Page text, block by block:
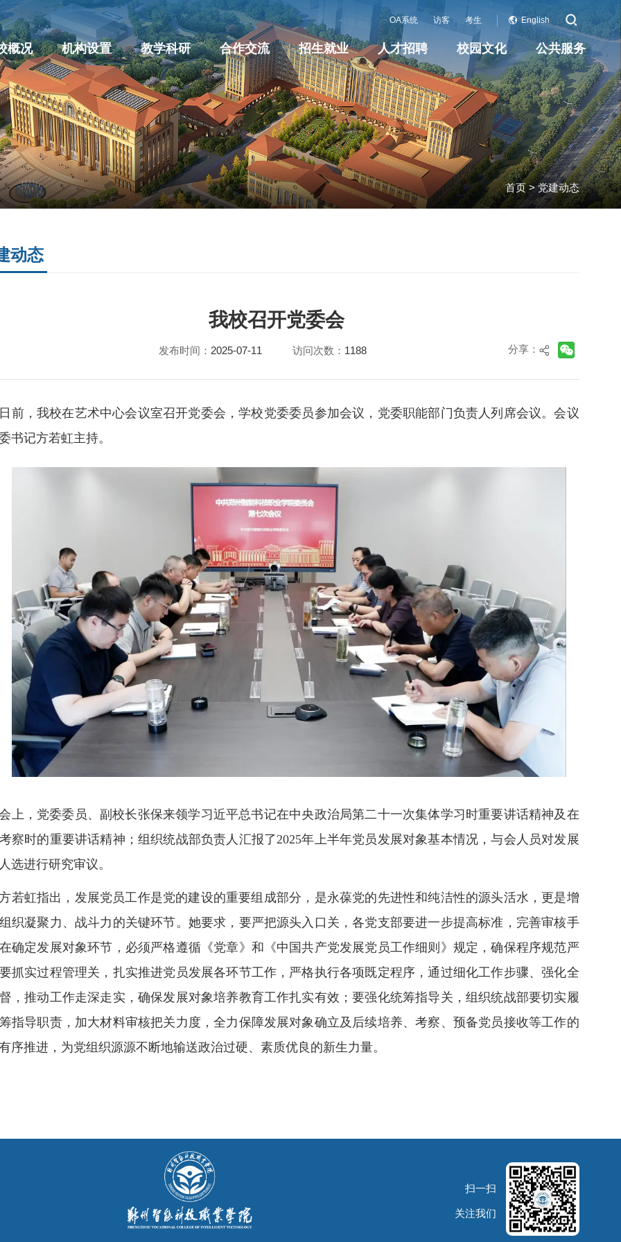
OA系统 访客 考生 English
概况 机构设置 教学科研 合作交流 招生就业 人才招聘 校园文化 公共服务
首页>党建动态
动态
我校召开党委会
发布时间： 2025-07-11 访问次数： 1188 分享：
前，我校在艺术中心会议室召开党委会，学校党委委员参加会议，党委职能部门负责人列席会议。会议
书记方若虹主持。
上，党委委员、副校长张保来领学习近平总书记在中央政治局第二十一次集体学习时重要讲话精神及在
察时的重要讲话精神；组织统战部负责人汇报了2025年上半年党员发展对象基本情况，与会人员对发展
选进行研究审议。
若虹指出，发展党员工作是党的建设的重要组成部分，是永葆党的先进性和纯洁性的源头活水，更是增
织凝聚力、战斗力的关键环节。她要求，要严把源头入口关，各党支部要进一步提高标准，完善审核手
确定发展对象环节，必须严格遵循《党章》和《中国共产党发展党员工作细则》规定，确保程序规范严
抓实过程管理关，扎实推进党员发展各环节工作，严格执行各项既定程序，通过细化工作步骤、强化全
，推动工作走深走实，确保发展对象培养教育工作扎实有效；要强化统筹指导关，组织统战部要切实履
指导职责，加大材料审核把关力度，全力保障发展对象确立及后续培养、考察、预备党员接收等工作的
序推进，为党组织源源不断地输送政治过硬、素质优良的新生力量。
扫一扫
关注我们